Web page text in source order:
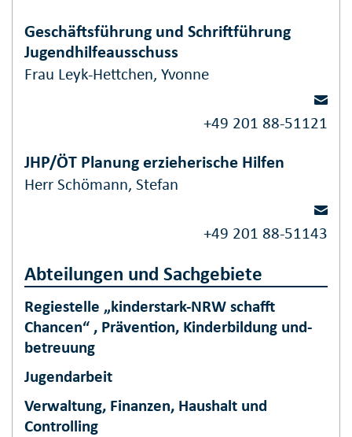
Geschäftsführung und Schriftführung
Jugendhilfeausschuss
Frau Leyk-Hettchen, Yvonne
+49 201 88-51121
JHP/ÖT Planung erzieherische Hilfen
Herr Schömann, Stefan
+49 201 88-51143
Abteilungen und Sachgebiete
Regiestelle „kinderstark-NRW schafft
Chancen“ , Prävention, Kinderbildung und-
betreuung
Jugendarbeit
Verwaltung, Finanzen, Haushalt und
Controlling